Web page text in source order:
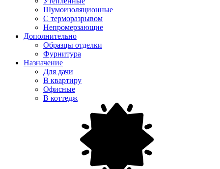
Шумоизоляционные
С терморазрывом
Непромерзающие
Дополнительно
Образцы отделки
Фурнитура
Назначение
Для дачи
В квартиру
Офисные
В коттедж